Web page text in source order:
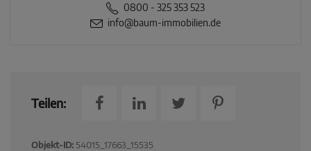
0800 - 325 353 523
info@baum-immobilien.de
Teilen:
Objekt-ID: 54015_17663_15535